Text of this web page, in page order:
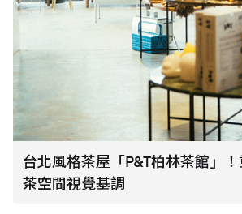
台北風格茶屋「P&T柏林茶館」
茶空間視覺基調